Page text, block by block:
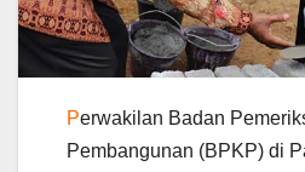
Perwakilan Badan
Pembangunan (BPKP) di